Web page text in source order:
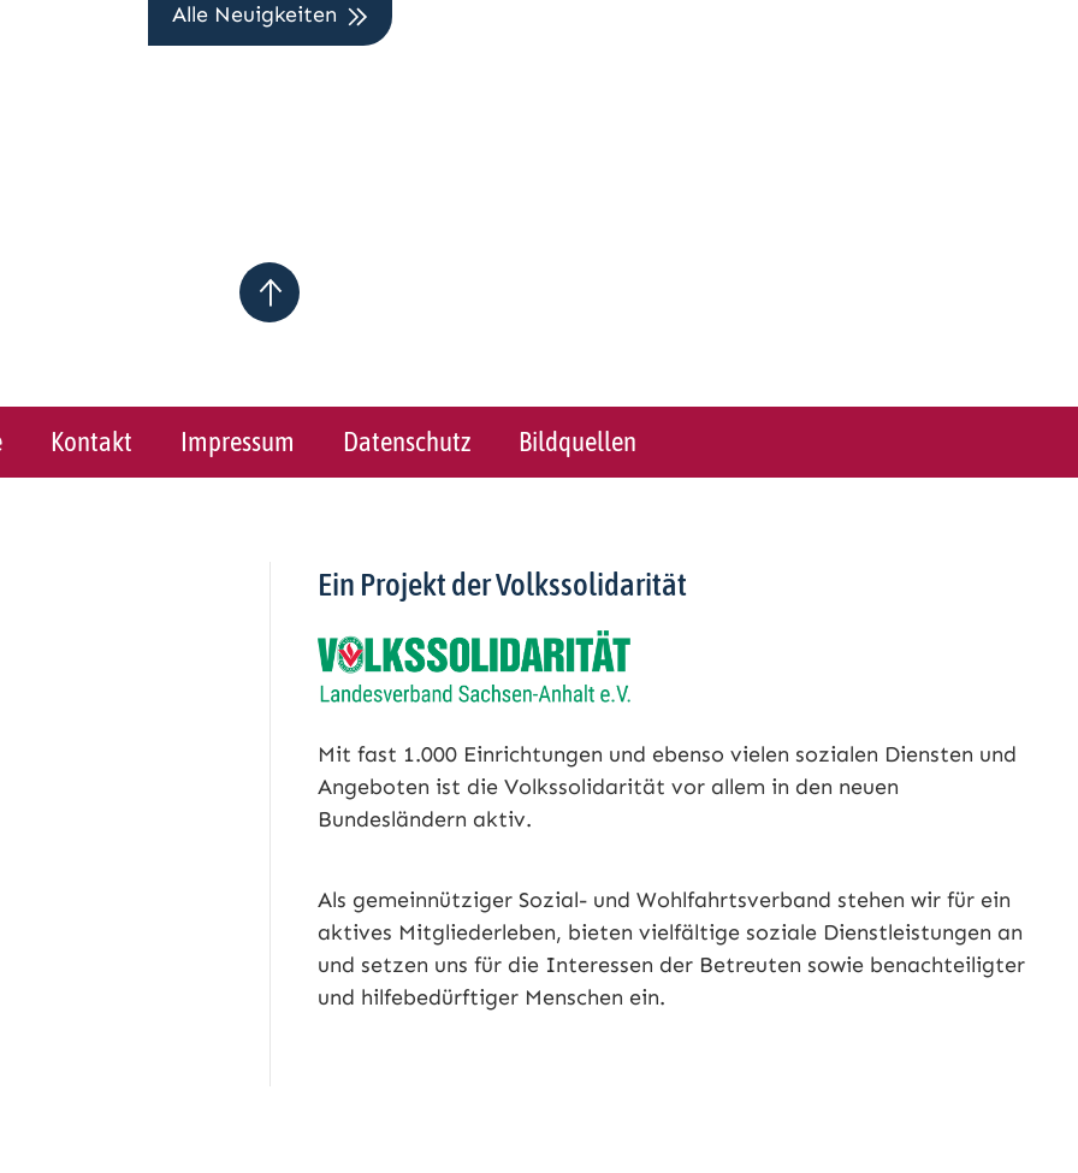
Alle Neuigkeiten
Kontakt Impressum Datenschutz Bildquellen
Ein Projekt der Volkssolidarität
Mit fast 1.000 Einrichtungen und ebenso vielen sozialen Diensten und
Angeboten ist die Volkssolidarität vor allem in den neuen
Bundesländern aktiv.
Als gemeinnütziger Sozial- und Wohlfahrtsverband stehen wir für ein
aktives Mitgliederleben, bieten vielfältige soziale Dienstleistungen an
und setzen uns für die Interessen der Betreuten sowie benachteiligter
und hilfebedürftiger Menschen ein.